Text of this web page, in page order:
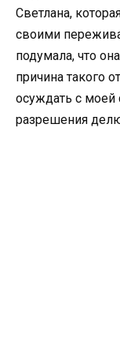
Светлана,
своими
подумала, что
причина такого
осуждать с моей
разрешения